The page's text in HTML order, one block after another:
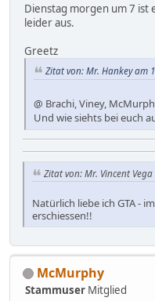
Dienstag morgen um 7 ist
leider aus.
Greetz
Zitat von: Mr. Hankey am
@ Brachi, Viney,
Und wie siehts bei euch
Zitat von: Mr. Vincent Vega
Natürlich liebe ich GTA -
erschiessen!!
McMurphy
Stammuser Mitglied